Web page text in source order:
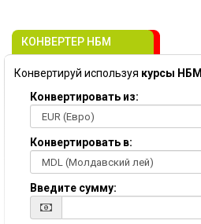
КОНВЕРТЕР НБМ
Конвертируй используя курсы НБМ
Конвертировать из:
Конвертировать в:
Введите сумму: